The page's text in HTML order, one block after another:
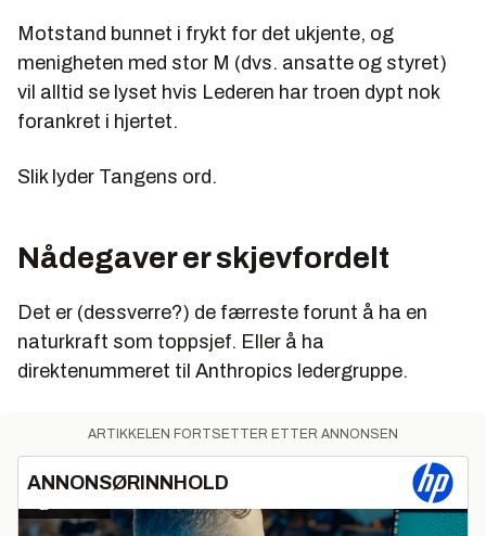
Motstand bunnet i frykt for det ukjente, og
menigheten med stor M (dvs. ansatte og styret)
vil alltid se lyset hvis Lederen har troen dypt nok
forankret i hjertet.
Slik lyder Tangens ord.
Nådegaver er skjevfordelt
Det er (dessverre?) de færreste forunt å ha en
naturkraft som toppsjef. Eller å ha
direktenummeret til Anthropics ledergruppe.
ARTIKKELEN FORTSETTER ETTER ANNONSEN
ANNONSØRINNHOLD